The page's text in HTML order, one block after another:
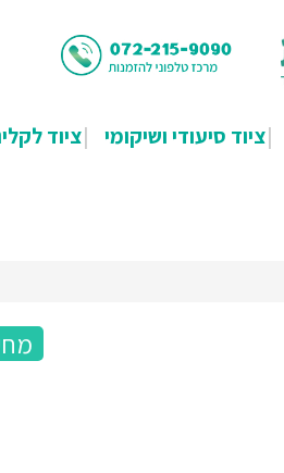
ציוד סיעודי ושיקומי ציוד